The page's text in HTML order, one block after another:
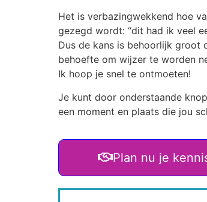
Het is verbazingwekkend hoe
gezegd wordt: “dit had ik veel
Dus de kans is behoorlijk
behoefte om wijzer te worden
Ik hoop je snel te ontmoeten!
Je kunt door onderstaande
een moment en plaats die jou
Plan nu je